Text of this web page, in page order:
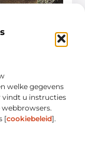
welke gegevens
vindt u instructies
[cookiebeleid].
tot één
tot